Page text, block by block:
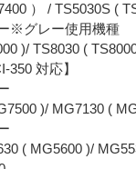
） / TS5030S (
※グレー使用機種
)/ TS8030 (
350 対応】
)/ MG7130 (
( MG5600 )/